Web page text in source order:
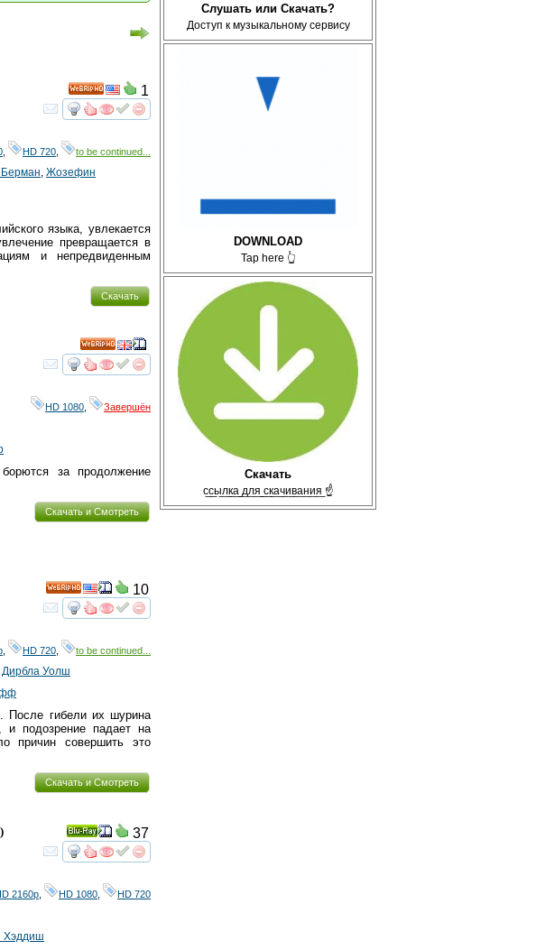
Слушать или Скачать?
Доступ к музыкальному сервису
DOWNLOAD
Tap here 👆
Скачать
с̲с̲ы̲л̲к̲а̲ ̲д̲л̲я̲ ̲с̲к̲а̲ч̲и̲в̲а̲н̲и̲я̲ ☝
смотретьинтересует
HD
1
HD 720 to be continued...
, Жозефин
языка, увлекается
превращается в
и непредвиденным
Скачать
смотретьинтересует
HD
HD 1080 Завершён
за продолжение
Скачать и Смотреть
смотретьинтересует
HD
10
HD 720 to be continued...
Дирбла Уолш
После гибели их шурина
и подозрение падает на
причин совершить это
Скачать и Смотреть
смотретьинтересует
Ray
37
2160р HD 1080 HD 720
Хэддиш